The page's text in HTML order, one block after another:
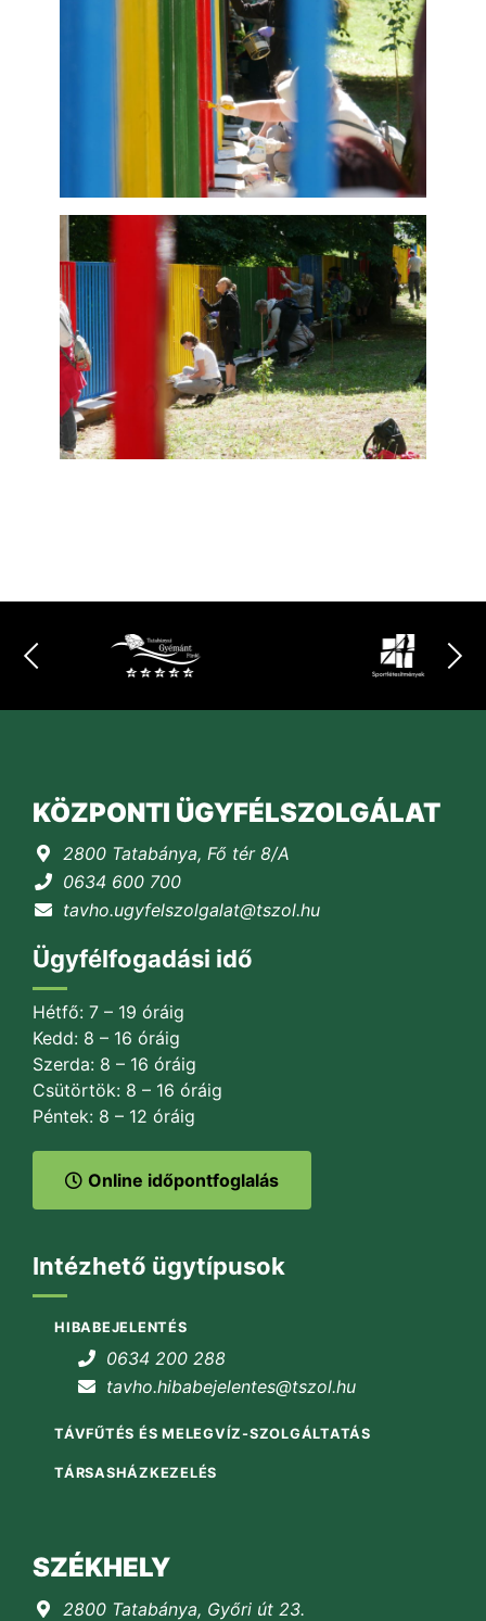
KÖZPONTI ÜGYFÉLSZOLGÁLAT
2800 Tatabánya, Fő tér 8/A
0634 600 700
tavho.ugyfelszolgalat@tszol.hu
Ügyfélfogadási idő
Hétfő: 7 – 19 óráig
Kedd: 8 – 16 óráig
Szerda: 8 – 16 óráig
Csütörtök: 8 – 16 óráig
Péntek: 8 – 12 óráig
Online időpontfoglalás
Intézhető ügytípusok
HIBABEJELENTÉS
0634 200 288
tavho.hibabejelentes@tszol.hu
TÁVFŰTÉS ÉS MELEGVÍZ-SZOLGÁLTATÁS
TÁRSASHÁZKEZELÉS
SZÉKHELY
2800 Tatabánya, Győri út 23.